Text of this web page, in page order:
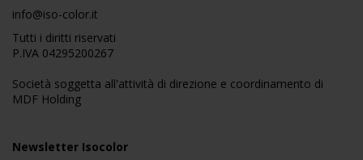
info@iso-color.it
Tutti i diritti riservati
P.IVA 04295200267
Società soggetta all'attività di direzione e coordinamento di
MDF Holding
Newsletter Isocolor